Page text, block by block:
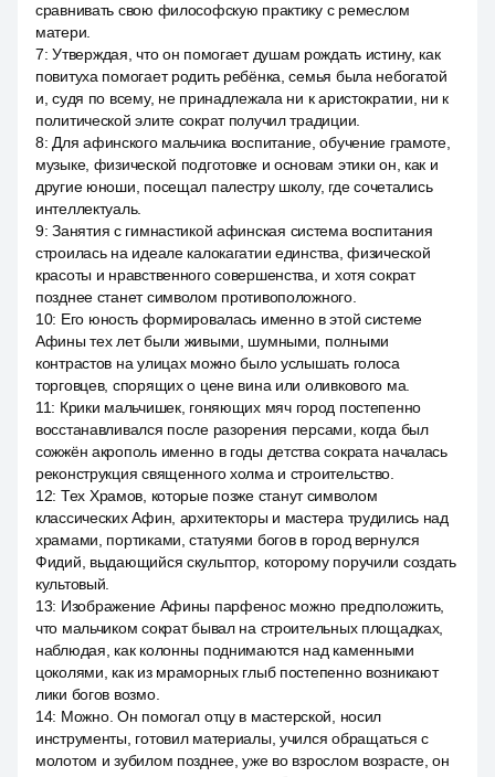
сравнивать свою философскую практику с ремеслом
матери.
7:Утверждая, что он помогает душам рождать истину, как
повитуха помогает родить ребёнка, семья была небогатой
и, судя по всему, не принадлежала ни к аристократии, ни к
политической элите сократ получил традиции.
8: Для афинского мальчика воспитание, обучение грамоте,
музыке, физической подготовке и основам этики он, как и
другие юноши, посещал палестру школу, где сочетались
интеллектуаль.
9:Занятия с гимнастикой афинская система воспитания
строилась на идеале калокагатии единства, физической
красоты и нравственного совершенства, и хотя сократ
позднее станет символом противоположного.
10: Его юность формировалась именно в этой системе
Афины тех лет были живыми, шумными, полными
контрастов на улицах можно было услышать голоса
торговцев, спорящих о цене вина или оливкового ма.
11: Крики мальчишек, гоняющих мяч город постепенно
восстанавливался после разорения персами, когда был
сожжён акрополь именно в годы детства сократа началась
реконструкция священного холма и строительство.
12: Тех Храмов, которые позже станут символом
классических Афин, архитекторы и мастера трудились над
храмами, портиками, статуями богов в город вернулся
Фидий, выдающийся скульптор, которому поручили создать
культовый.
13: Изображение Афины парфенос можно предположить,
что мальчиком сократ бывал на строительных площадках,
наблюдая, как колонны поднимаются над каменными
цоколями, как из мраморных глыб постепенно возникают
лики богов возмо.
14: Можно. Он помогал отцу в мастерской, носил
инструменты, готовил материалы, учился обращаться с
молотом и зубилом позднее, уже во взрослом возрасте, он